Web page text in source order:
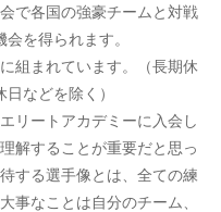
で各国の強豪チームと対戦
を得られます。
組まれています。（長期休
などを除く）
リートアカデミーに入会し
解することが重要だと思っ
する選手像とは、全ての練
事なことは自分のチーム、